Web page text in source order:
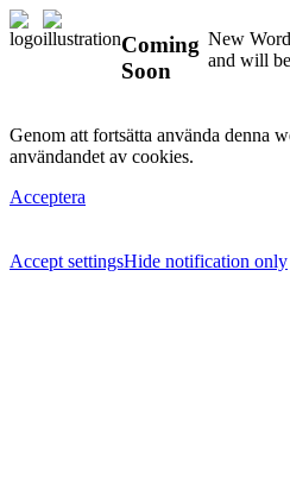
Coming
Soon
New
and will
Genom att fortsätta använda denna
användandet av cookies.
Acceptera
Accept settingsHide notification only